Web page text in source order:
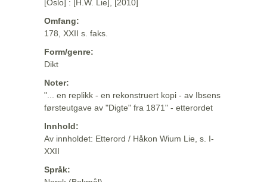
[Oslo] : [H.W. Lie], [2010]
Omfang:
178, XXII s. faks.
Form/genre:
Dikt
Noter:
"... en replikk - en rekonstruert kopi - av Ibsens
førsteutgave av "Digte" fra 1871" - etterordet
Innhold:
Av innholdet: Etterord / Håkon Wium Lie, s. I-
XXII
Språk: